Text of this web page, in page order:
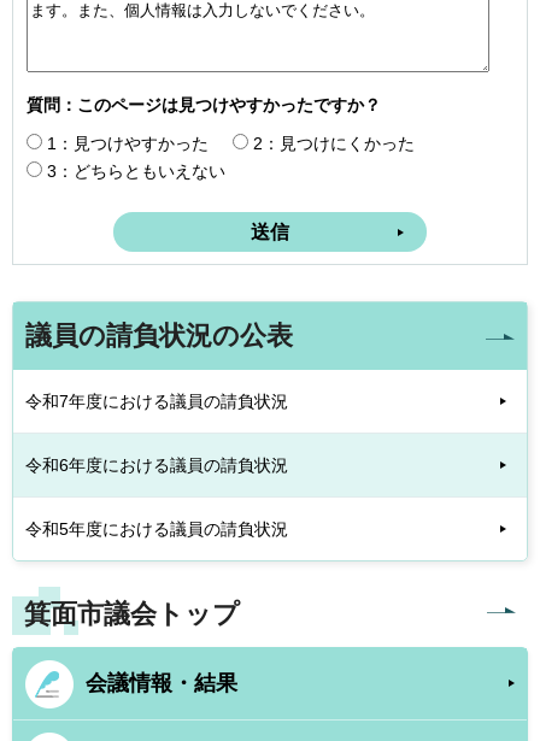
質問：このページは見つけやすかったですか？
1：見つけやすかった
2：見つけにくかった
3：どちらともいえない
議員の請負状況の公表
令和7年度における議員の請負状況
令和6年度における議員の請負状況
令和5年度における議員の請負状況
箕面市議会トップ
会議情報・結果